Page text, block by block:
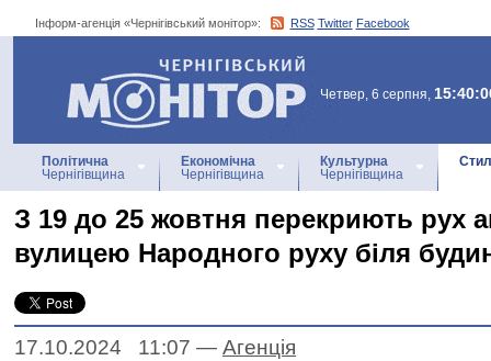
Інформ-агенція «Чернігівський монітор»: RSS Twitter Facebook
Інформ-агенція
«Чернігівський монітор»
Четвер, 6 серпня,
Політична
Чернігівщина
Економічна
Чернігівщина
Культурна
Чернігівщина
З 19 до 25 жовтня перекриють рух
вулицею Народного руху біля
17.10.2024 11:07 — Агенцiя